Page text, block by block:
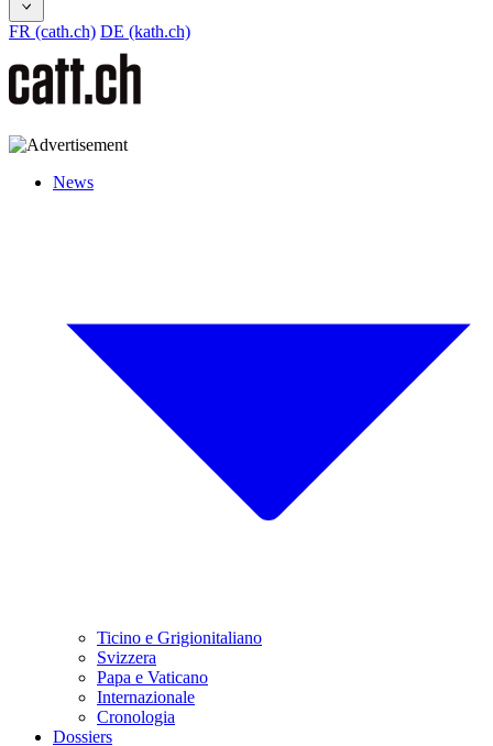
FR (cath.ch) DE (kath.ch)
News
Ticino e Grigionitaliano
Svizzera
Papa e Vaticano
Internazionale
Cronologia
Dossiers